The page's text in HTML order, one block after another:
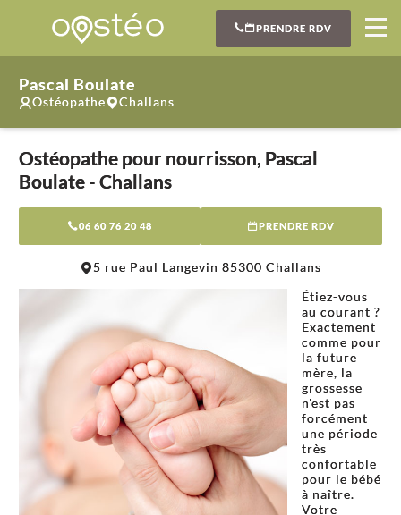
PRENDRE RDV
Pascal Boulate
Ostéopathe Challans
Ostéopathe pour nourrisson, Pascal
Boulate - Challans
06 60 76 20 48 PRENDRE RDV
+
5 rue Paul Langevin 85300 Challans
Étiez-vous
au courant ?
Exactement
comme pour
la future
mère, la
grossesse
n'est pas
forcément
une période
très
confortable
pour le bébé
à naître.
Votre